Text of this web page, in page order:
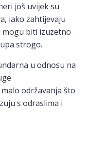
još uvijek su
iako zahtijevaju
mogu biti izuzetno
strogo.
u odnosu na
održavanja što
s odraslima i